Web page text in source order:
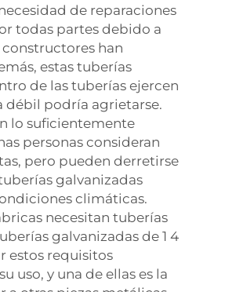
de reparaciones
todas partes debido a
han
estas tuberías
de las tuberías ejercen
débil podría agrietarse.
lo suficientemente
personas consideran
pero pueden derretirse
galvanizadas
climáticas.
necesitan tuberías
galvanizadas de 1 4
estos requisitos
uso, y una de ellas es la